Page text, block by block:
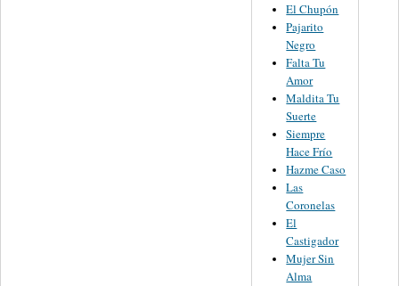
El Chupón
Pajarito
Negro
Falta Tu
Amor
Maldita Tu
Suerte
Siempre
Hace Frío
Hazme Caso
Las
Coronelas
El
Castigador
Mujer Sin
Alma